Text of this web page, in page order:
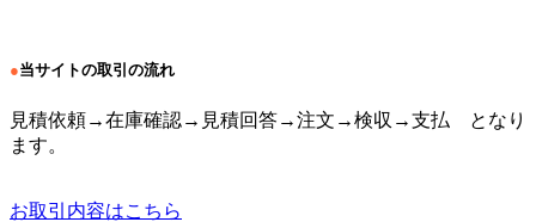
●当サイトの取引の流れ
見積依頼→在庫確認→見積回答→注文→検収→支払 となり
ます。
お取引内容はこちら